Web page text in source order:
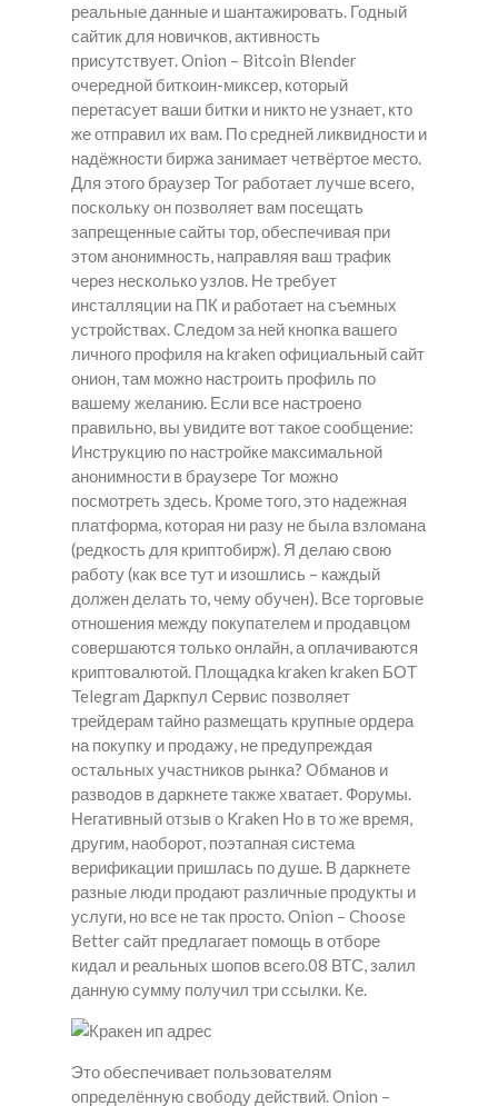
реальные данные и шантажировать. Годный
сайтик для новичков, активность
присутствует. Onion – Bitcoin Blender
очередной биткоин-миксер, который
перетасует ваши битки и никто не узнает, кто
же отправил их вам. По средней ликвидности и
надёжности биржа занимает четвёртое место.
Для этого браузер Tor работает лучше всего,
поскольку он позволяет вам посещать
запрещенные сайты тор, обеспечивая при
этом анонимность, направляя ваш трафик
через несколько узлов. Не требует
инсталляции на ПК и работает на съемных
устройствах. Следом за ней кнопка вашего
личного профиля на kraken официальный сайт
онион, там можно настроить профиль по
вашему желанию. Если все настроено
правильно, вы увидите вот такое сообщение:
Инструкцию по настройке максимальной
анонимности в браузере Tor можно
посмотреть здесь. Кроме того, это надежная
платформа, которая ни разу не была взломана
(редкость для криптобирж). Я делаю свою
работу (как все тут и изошлись – каждый
должен делать то, чему обучен). Все торговые
отношения между покупателем и продавцом
совершаются только онлайн, а оплачиваются
криптовалютой. Площадка kraken kraken БОТ
Telegram Даркпул Сервис позволяет
трейдерам тайно размещать крупные ордера
на покупку и продажу, не предупреждая
остальных участников рынка? Обманов и
разводов в даркнете также хватает. Форумы.
Негативный отзыв о Kraken Но в то же время,
другим, наоборот, поэтапная система
верификации пришлась по душе. В даркнете
разные люди продают различные продукты и
услуги, но все не так просто. Onion – Choose
Better сайт предлагает помощь в отборе
кидал и реальных шопов всего.08 ВТС, залил
данную сумму получил три ссылки. Ке.
Это обеспечивает пользователям
определённую свободу действий. Onion –